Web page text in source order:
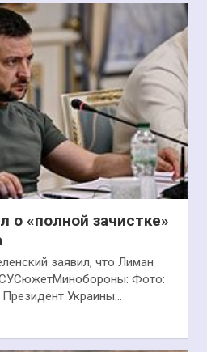
о «полной зачистке»
заявил, что Лиман
Фото:
Президент Украины…